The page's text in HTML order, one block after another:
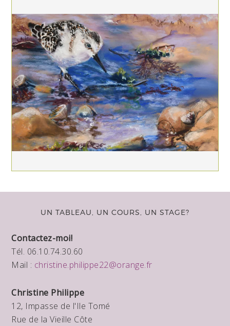
UN TABLEAU, UN COURS, UN STAGE?
Contactez-moi!
Tél. 06.10.74.30.60
Mail : christine.philippe22@orange.fr
Christine Philippe
12, Impasse de l'Ile Tomé
Rue de la Vieille Côte